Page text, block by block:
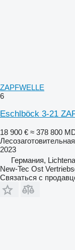
ZAPFWELLE
6
Eschlböck 3-21
18 900 € ≈ 378 800
2023
Германия,
New-Tec Ost
Связаться с